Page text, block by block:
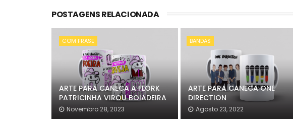
POSTAGENS RELACIONADA
COM FRASE
ARTE PARA CANECA A FLORK
PATRICINHA VIROU BOIADEIRA
Novembro 28, 2023
BANDAS
ARTE PARA CANECA ONE
DIRECTION
Agosto 23, 2022